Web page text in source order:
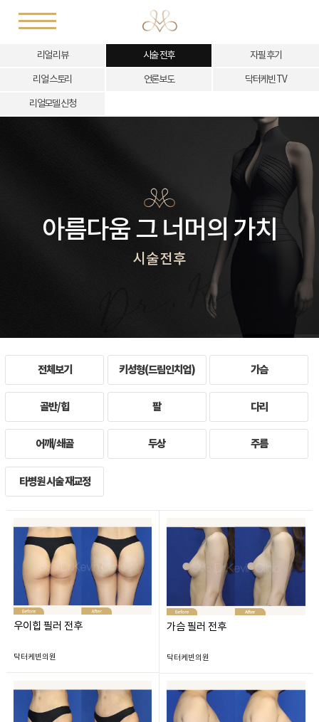
리얼 리뷰 시술 전후 자필 후기
리얼 스토리 언론보도 닥터케빈 TV
리얼모델 신청
아름다움 그 너머의 가치
시술전후
전체보기 키성형(드림인치업) 가슴
골반/힙 팔 다리
어깨/쇄골 두상 주름
타병원 시술 재교정
우이힙 필러 전후
닥터케빈의원
가슴 필러 전후
닥터케빈의원